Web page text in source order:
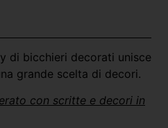
di bicchieri decorati unisce
grande scelta di decori.
con scritte e decori in